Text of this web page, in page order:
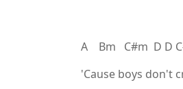
A Bm C#m D D
'Cause boys don't